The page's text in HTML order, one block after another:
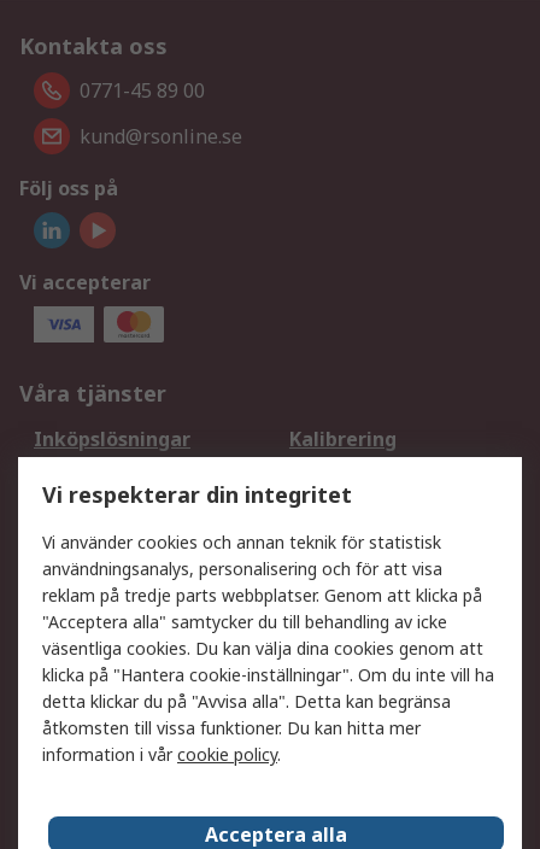
Kontakta oss
0771-45 89 00
kund@rsonline.se
Följ oss på
Vi accepterar
Våra tjänster
Inköpslösningar
Kalibrering
DesignSpark
Teknisk Support
Ditt lokala säljteam
Exportlösningar
Support
Få hjälp
Retur av varor
Leverans
Spåra din order
Begär en fakturakopi
Fördelar med RS-konto
Betalningsalternativ
Vi respekterar din integritet
Vi använder cookies och annan teknik för statistisk
användningsanalys, personalisering och för att visa
reklam på tredje parts webbplatser. Genom att klicka på
"Acceptera alla" samtycker du till behandling av icke
väsentliga cookies. Du kan välja dina cookies genom att
klicka på "Hantera cookie-inställningar". Om du inte vill ha
detta klickar du på "Avvisa alla". Detta kan begränsa
åtkomsten till vissa funktioner. Du kan hitta mer
information i vårcookie policy.
Acceptera alla